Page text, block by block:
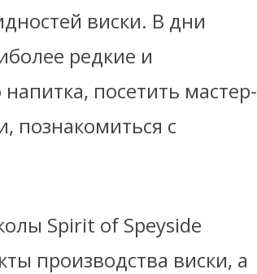
виски. В дни
редкие и
посетить мастер-
познакомиться с
Spirit of Speyside
производства виски, а